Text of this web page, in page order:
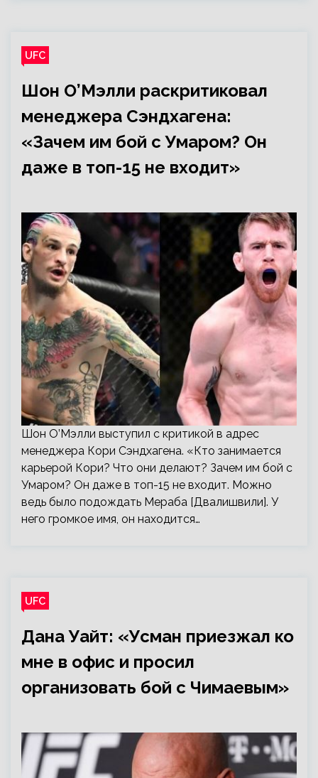
UFC
Шон О’Мэлли раскритиковал
менеджера Сэндхагена:
«Зачем им бой с Умаром? Он
даже в топ-15 не входит»
Шон О’Мэлли выступил с критикой в адрес
менеджера Кори Сэндхагена. «Кто занимается
карьерой Кори? Что они делают? Зачем им бой с
Умаром? Он даже в топ-15 не входит. Можно
ведь было подождать Мераба [Двалишвили]. У
него громкое имя, он находится…
UFC
Дана Уайт: «Усман приезжал ко
мне в офис и просил
организовать бой с Чимаевым»